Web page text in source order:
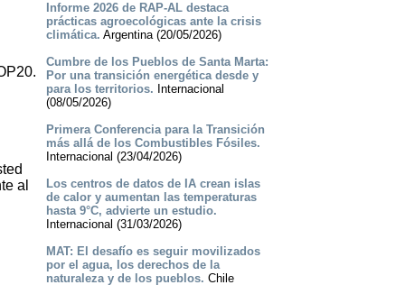
al
Informe 2026 de RAP-AL destaca
prácticas agroecológicas ante la crisis
climática. Argentina (20/05/2026)
Cumbre de los Pueblos de Santa Marta:
Por una transición energética desde y
para los territorios. Internacional
(08/05/2026)
Primera Conferencia para la Transición
más allá de los Combustibles Fósiles.
Internacional (23/04/2026)
Los centros de datos de IA crean islas
de calor y aumentan las temperaturas
hasta 9°C, advierte un estudio.
Internacional (31/03/2026)
MAT: El desafío es seguir movilizados
por el agua, los derechos de la
naturaleza y de los pueblos. Chile